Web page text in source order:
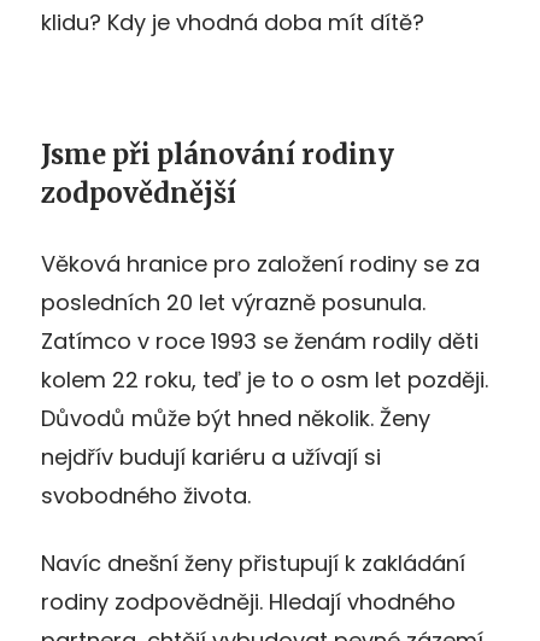
klidu? Kdy je vhodná doba mít dítě?
Jsme při plánování rodiny
zodpovědnější
Věková hranice pro založení rodiny se za
posledních 20 let výrazně posunula.
Zatímco v roce 1993 se ženám rodily děti
kolem 22 roku, teď je to o osm let později.
Důvodů může být hned několik. Ženy
nejdřív budují kariéru a užívají si
svobodného života.
Navíc dnešní ženy přistupují k zakládání
rodiny zodpovědněji. Hledají vhodného